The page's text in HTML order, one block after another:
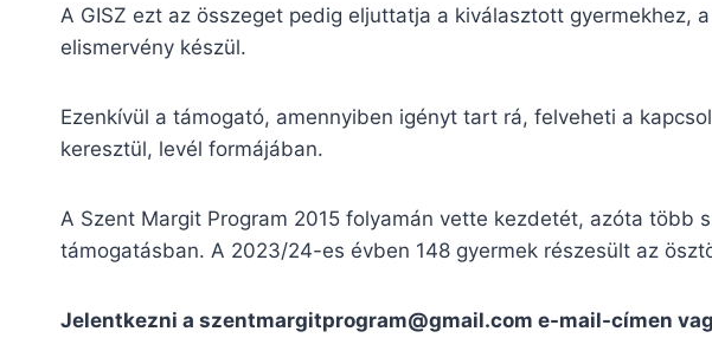
A GISZ ezt az összeget pedig eljuttatja a kiválasztott gyermekhez,
elismervény készül.
Ezenkívül a támogató, amennyiben igényt tart rá, felveheti a
keresztül, levél formájában.
A Szent Margit Program 2015 folyamán vette kezdetét, azóta több
támogatásban. A 2023/24-es évben 148 gyermek részesült az
Jelentkezni a szentmargitprogram@gmail.com e-mail-címen